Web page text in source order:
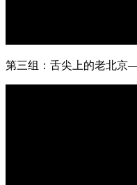
第三组：舌尖上的老北京